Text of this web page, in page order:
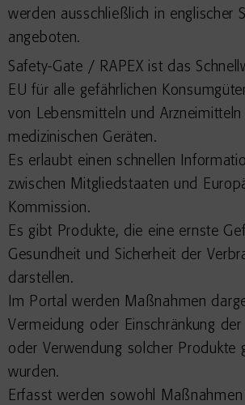
werden ausschließlich in englischer
angeboten.
Safety-Gate / RAPEX ist das
EU für alle gefährlichen
von Lebensmitteln und
medizinischen Geräten.
Es erlaubt einen schnellen
zwischen Mitgliedstaaten und
Kommission.
Es gibt Produkte, die eine ernste
Gesundheit und Sicherheit der
darstellen.
Im Portal werden Maßnahmen
Vermeidung oder Einschränkung der
oder Verwendung solcher Produkte
wurden.
Erfasst werden sowohl